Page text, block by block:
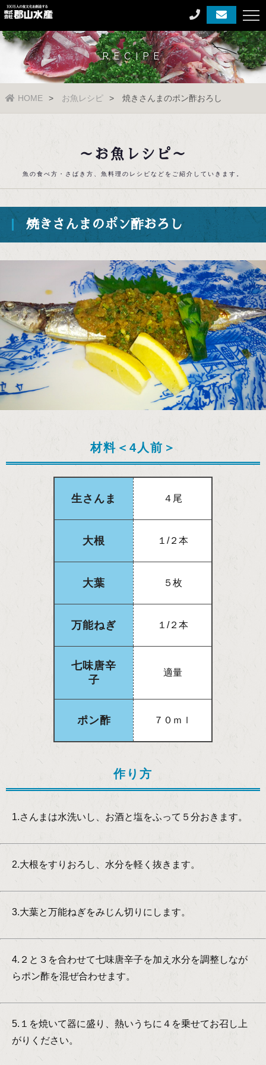
RECIPE
HOME お魚レシピ 焼きさんまのポン酢おろし
～お魚レシピ～
魚の食べ方・さばき方、魚料理のレシピなどをご紹介していきます。
焼きさんまのポン酢おろし
材料＜4人前＞
生さんま ４尾
大根 １/２本
大葉 ５枚
万能ねぎ １/２本
七味唐辛
子
適量
ポン酢 ７０ｍｌ
作り方
1.さんまは水洗いし、お酒と塩をふって５分おきます。
2.大根をすりおろし、水分を軽く抜きます。
3.大葉と万能ねぎをみじん切りにします。
4.２と３を合わせて七味唐辛子を加え水分を調整しなが
らポン酢を混ぜ合わせます。
5.１を焼いて器に盛り、熱いうちに４を乗せてお召し上
がりください。